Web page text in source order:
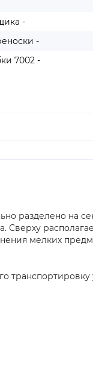
-
-
7002 -
разделено на
мелких